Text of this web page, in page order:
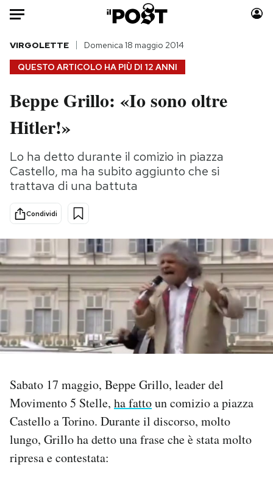
Auto
HOME
Italia
Politica
Tecnologia
Internet
Scienza
Cultura
Economia
Sport
Moda
Storie/Idee
Ok Boomer!
Mondiali calcio 2026
PODCAST
NEWSLETTER
SHOP
CALENDARIO
QUESTO ARTICOLO HA PIÙ DI 12 ANNI
VIRGOLETTE Domenica 18 maggio 2014
Beppe Grillo: «Io sono oltre
Hitler!»
Lo ha detto durante il comizio in piazza
Castello, ma ha subito aggiunto che si
trattava di una battuta
Condividi
Sabato 17 maggio, Beppe Grillo, leader del
Movimento 5 Stelle, ha fattoun comizio a piazza
Castello a Torino. Durante il discorso, molto
lungo, Grillo ha detto una frase che è stata molto
ripresa e contestata: